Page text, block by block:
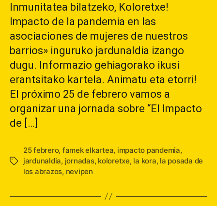
Inmunitatea bilatzeko, Koloretxe!
Impacto de la pandemia en las
asociaciones de mujeres de nuestros
barrios» inguruko jardunaldia izango
dugu. Informazio gehiagorako ikusi
erantsitako kartela. Animatu eta etorri!
El próximo 25 de febrero vamos a
organizar una jornada sobre “El Impacto
de […]
Etiquetas
25 febrero, famek elkartea, impacto pandemia,
jardunaldia, jornadas, koloretxe, la kora, la posada de
los abrazos, nevipen